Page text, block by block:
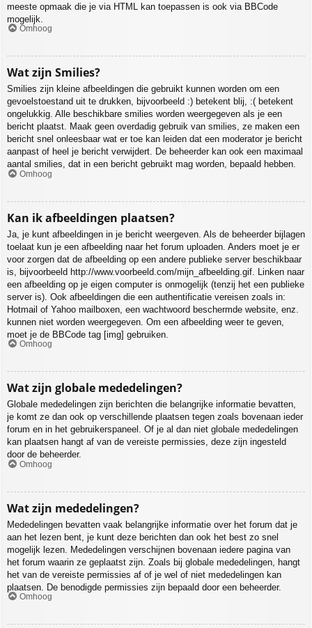
meeste opmaak die je via HTML kan toepassen is ook via BBCode
mogelijk.
Omhoog
Wat zijn Smilies?
Smilies zijn kleine afbeeldingen die gebruikt kunnen worden om een
gevoelstoestand uit te drukken, bijvoorbeeld :) betekent blij, :( betekent
ongelukkig. Alle beschikbare smilies worden weergegeven als je een
bericht plaatst. Maak geen overdadig gebruik van smilies, ze maken een
bericht snel onleesbaar wat er toe kan leiden dat een moderator je bericht
aanpast of heel je bericht verwijdert. De beheerder kan ook een maximaal
aantal smilies, dat in een bericht gebruikt mag worden, bepaald hebben.
Omhoog
Kan ik afbeeldingen plaatsen?
Ja, je kunt afbeeldingen in je bericht weergeven. Als de beheerder bijlagen
toelaat kun je een afbeelding naar het forum uploaden. Anders moet je er
voor zorgen dat de afbeelding op een andere publieke server beschikbaar
is, bijvoorbeeld http://www.voorbeeld.com/mijn_afbeelding.gif. Linken naar
een afbeelding op je eigen computer is onmogelijk (tenzij het een publieke
server is). Ook afbeeldingen die een authentificatie vereisen zoals in:
Hotmail of Yahoo mailboxen, een wachtwoord beschermde website, enz.
kunnen niet worden weergegeven. Om een afbeelding weer te geven,
moet je de BBCode tag [img] gebruiken.
Omhoog
Wat zijn globale mededelingen?
Globale mededelingen zijn berichten die belangrijke informatie bevatten,
je komt ze dan ook op verschillende plaatsen tegen zoals bovenaan ieder
forum en in het gebruikerspaneel. Of je al dan niet globale mededelingen
kan plaatsen hangt af van de vereiste permissies, deze zijn ingesteld
door de beheerder.
Omhoog
Wat zijn mededelingen?
Mededelingen bevatten vaak belangrijke informatie over het forum dat je
aan het lezen bent, je kunt deze berichten dan ook het best zo snel
mogelijk lezen. Mededelingen verschijnen bovenaan iedere pagina van
het forum waarin ze geplaatst zijn. Zoals bij globale mededelingen, hangt
het van de vereiste permissies af of je wel of niet mededelingen kan
plaatsen. De benodigde permissies zijn bepaald door een beheerder.
Omhoog